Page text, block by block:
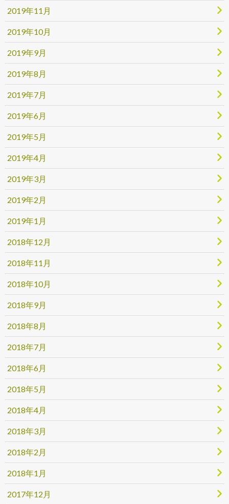
2019年11月
2019年10月
2019年9月
2019年8月
2019年7月
2019年6月
2019年5月
2019年4月
2019年3月
2019年2月
2019年1月
2018年12月
2018年11月
2018年10月
2018年9月
2018年8月
2018年7月
2018年6月
2018年5月
2018年4月
2018年3月
2018年2月
2018年1月
2017年12月